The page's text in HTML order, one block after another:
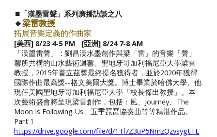
⏹️「漢墨雷聲」系列廣播訪談之八
🔹梁雷教授
拓展音樂定義的作曲家
[美西] 8/23 4-5 PM [亞洲] 8/24 7-8 AM
「漢墨雷聲」：劉昌漢水墨創作與梁「雷」的音樂「聲」
響所共構的山水藝術迴響。聖地牙哥加利福尼亞大學梁雷
教授，2015年普立茲獎最終提名獲得者，並於2020年獲得
國際作曲最高獎--格文美爾大獎。博士畢業於哈佛大學。他
現任美國聖地牙哥加利福尼亞大學「校長傑出教授」。本
次藝術盛會將呈現梁雷創作，包括：風、Journey、The
Moon Is Following Us、五季琵琶協奏曲等等精湛作品。
Part 1
https://drive.google.com/file/d/1Tl7Z3uP5NmzQzvsygtTL